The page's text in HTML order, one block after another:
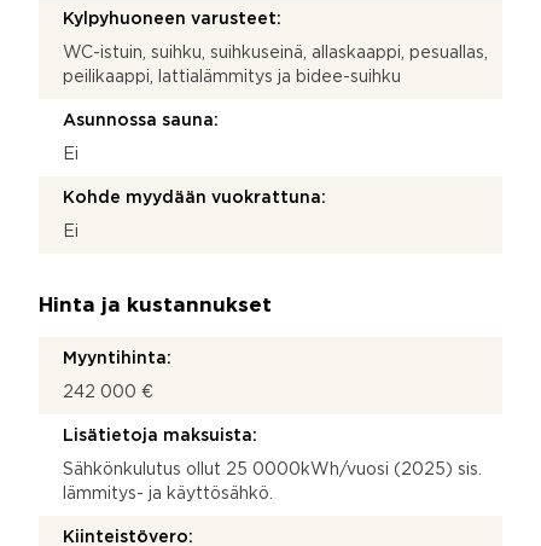
Kylpyhuoneen varusteet:
WC-istuin, suihku, suihkuseinä, allaskaappi, pesuallas,
peilikaappi, lattialämmitys ja bidee-suihku
Asunnossa sauna:
Ei
Kohde myydään vuokrattuna:
Ei
Hinta ja kustannukset
Myyntihinta:
242 000 €
Lisätietoja maksuista:
Sähkönkulutus ollut 25 0000kWh/vuosi (2025) sis.
lämmitys- ja käyttösähkö.
Kiinteistövero: